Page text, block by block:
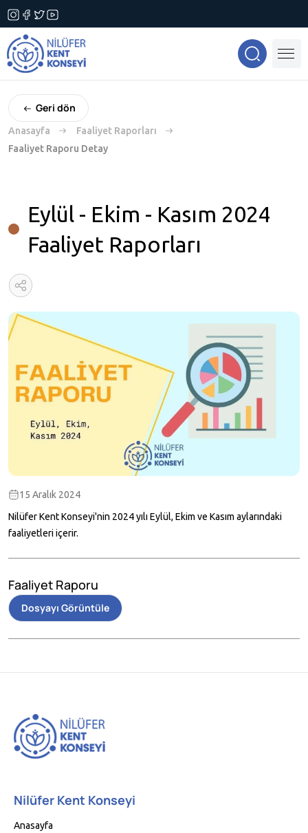
Geri dön
Anasayfa
Faaliyet Raporları
Faaliyet Raporu Detay
Eylül - Ekim - Kasım 2024
Faaliyet Raporları
15 Aralık 2024
Nilüfer Kent Konseyi'nin 2024 yılı Eylül, Ekim ve Kasım aylarındaki
faaliyetleri içerir.
Faaliyet Raporu
Dosyayı Görüntüle
Nilüfer Kent Konseyi
Anasayfa